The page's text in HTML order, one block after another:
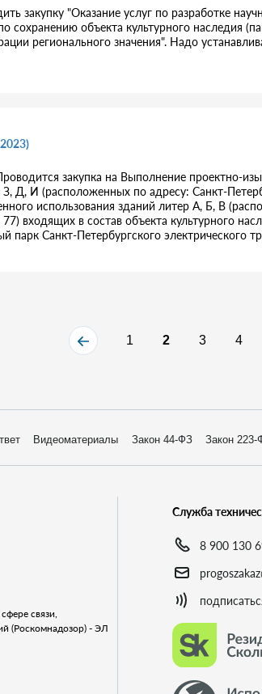
закупку "Оказание услуг по разработке
сохранению объекта культурного наследия
регионального значения". Надо
закупка на Выполнение проектно-
Д, И (расположенных по адресу: Санкт-
использования зданий литер А, Б, В
входящих в состав объекта культурного
парк Санкт-Петербургского электрического
1 2 3 4
Видеоматериалы Закон 44-ФЗ Закон 223-
связи,
(Роскомнадозор) - ЭЛ
Служба
8 900 130